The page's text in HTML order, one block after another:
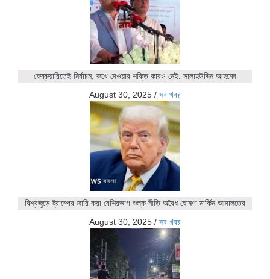
ফেব্রুয়ারিতেই নির্বাচন, রুখে দেওয়ার শক্তি কারও নেই: সালাহউদ্দিন আহমেদ
August 30, 2025 / সব খবর
বিশ্বজুড়ে ট্রাম্পের জারি করা বেশিরভাগ শুল্ক নীতি অবৈধ ঘোষণা মার্কিন আদালতের
August 30, 2025 / সব খবর